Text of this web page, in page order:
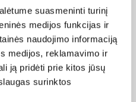
suasmeninti turinį
medijos funkcijas ir
naudojimo informaciją
medijos, reklamavimo ir
ją pridėti prie kitos jūsų
surinktos
rasti tinkamą prekę.
priemonės“ pasiūlymus
ir pirkite internetu patogiai.
jos aprašyme nurodytą